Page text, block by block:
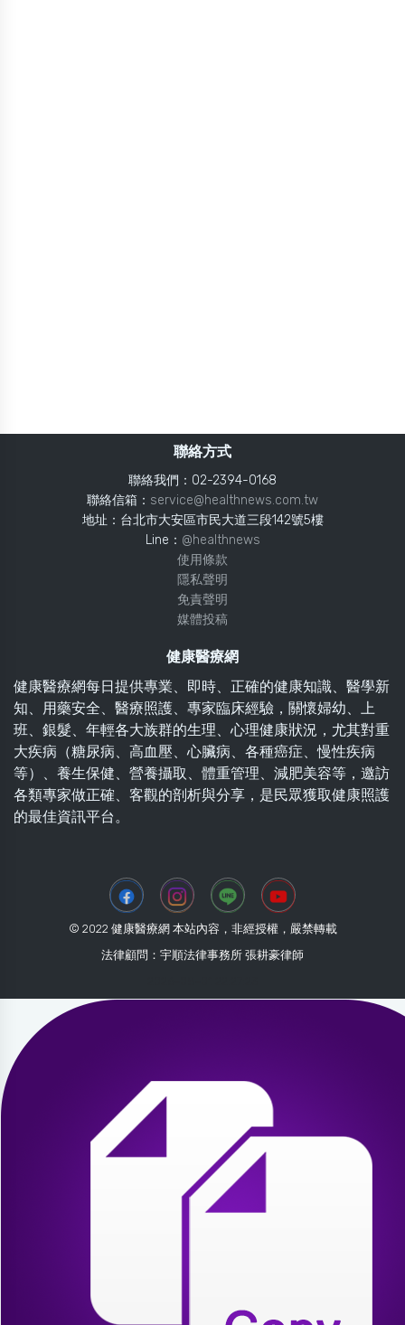
聯絡方式
聯絡我們：02-2394-0168
聯絡信箱： service@healthnews.com.tw
地址：台北市大安區市民大道三段142號5樓
Line： @healthnews
使用條款
隱私聲明
免責聲明
媒體投稿
健康醫療網
健康醫療網每日提供專業、即時、正確的健康知識、醫學新
知、用藥安全、醫療照護、專家臨床經驗，關懷婦幼、上
班、銀髮、年輕各大族群的生理、心理健康狀況，尤其對重
大疾病（糖尿病、高血壓、心臟病、各種癌症、慢性疾病
等）、養生保健、營養攝取、體重管理、減肥美容等，邀訪
各類專家做正確、客觀的剖析與分享，是民眾獲取健康照護
的最佳資訊平台。
© 2022 健康醫療網 本站內容，非經授權，嚴禁轉載
法律顧問：宇順法律事務所 張耕豪律師